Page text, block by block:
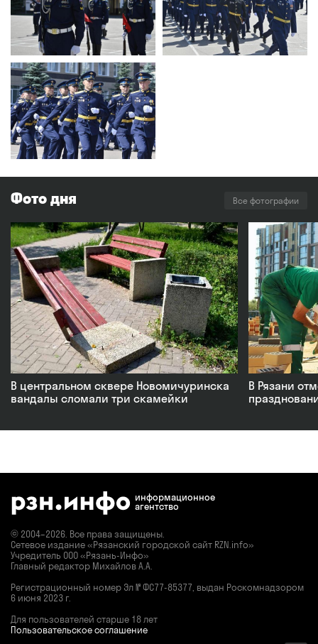
Фото дня Все фотографии
В центральном сквере Новомичуринска
вандалы сломали три скамейки
В Рязани
информационное
агентство
© 2004–2026. Все права защищены.
Сетевое издание «Рязанский городской сайт RZN.info»
Учредитель ООО «Рязань-Инфо»
Главный редактор Михайлов А.А.
Регистрационный номер Эл № ФС77-85377, выдан Роскомнадзором
6 июня 2023 г.
Для пользователей старше 18 лет
Пользовательское соглашение